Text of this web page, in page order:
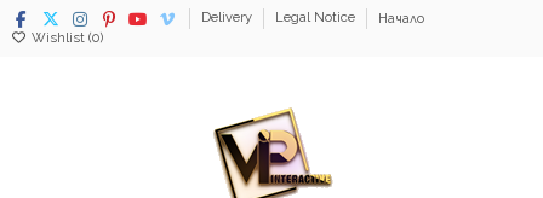
Delivery Legal Notice
Начало
Wishlist (0)